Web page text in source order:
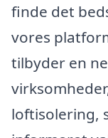
finde det
vores
tilbyder en
loftisolering,